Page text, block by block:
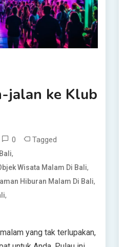
jalan ke Klub
0 Tagged
,
Wisata Malam Di Bali,
Hiburan Malam Di Bali,
,
yang tak terlupakan,